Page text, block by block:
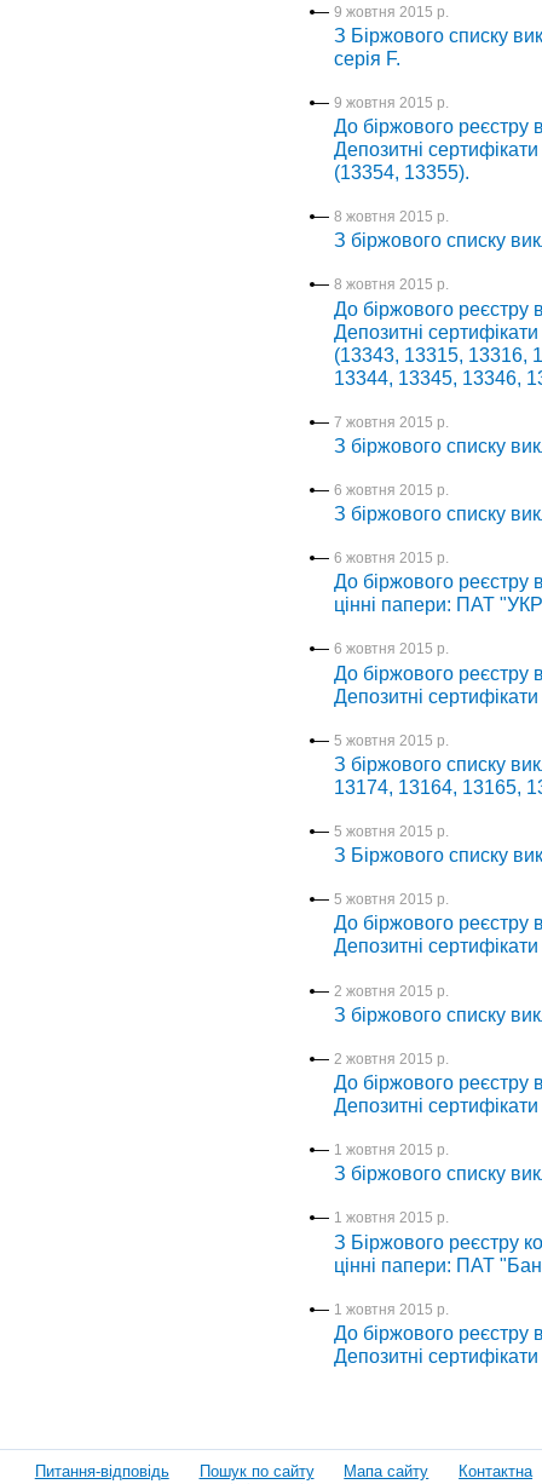
9 жовтня 2015 р.
З Біржового списку
серія F.
9 жовтня 2015 р.
До біржового реєстру
Депозитні
(13354, 13355).
8 жовтня 2015 р.
З біржового списку
8 жовтня 2015 р.
До біржового реєстру
Депозитні
(13343, 13315, 13316,
13344, 13345, 13346,
7 жовтня 2015 р.
З біржового списку
6 жовтня 2015 р.
З біржового списку
6 жовтня 2015 р.
До біржового реєстру
цінні папери: ПАТ
6 жовтня 2015 р.
До біржового реєстру
Депозитні
5 жовтня 2015 р.
З біржового списку
13174, 13164, 13165,
5 жовтня 2015 р.
З Біржового списку
5 жовтня 2015 р.
До біржового реєстру
Депозитні
2 жовтня 2015 р.
З біржового списку
2 жовтня 2015 р.
До біржового реєстру
Депозитні
1 жовтня 2015 р.
З біржового списку
1 жовтня 2015 р.
З Біржового реєстру
цінні папери: ПАТ
1 жовтня 2015 р.
До біржового реєстру
Депозитні
Питання-відповідь Пошук по сайту Мапа сайту
Контактна